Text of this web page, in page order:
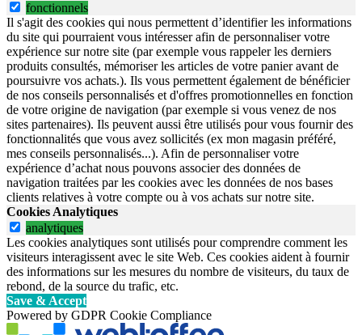
fonctionnels
Il s'agit des cookies qui nous permettent d’identifier les informations
du site qui pourraient vous intéresser afin de personnaliser votre
expérience sur notre site (par exemple vous rappeler les derniers
produits consultés, mémoriser les articles de votre panier avant de
poursuivre vos achats.). Ils vous permettent également de bénéficier
de nos conseils personnalisés et d'offres promotionnelles en fonction
de votre origine de navigation (par exemple si vous venez de nos
sites partenaires). Ils peuvent aussi être utilisés pour vous fournir des
fonctionnalités que vous avez sollicités (ex mon magasin préféré,
mes conseils personnalisés...). Afin de personnaliser votre
expérience d’achat nous pouvons associer des données de
navigation traitées par les cookies avec les données de nos bases
clients relatives à votre compte ou à vos achats sur notre site.
Cookies Analytiques
analytiques
Les cookies analytiques sont utilisés pour comprendre comment les
visiteurs interagissent avec le site Web. Ces cookies aident à fournir
des informations sur les mesures du nombre de visiteurs, du taux de
rebond, de la source du trafic, etc.
Save & Accept
Powered by GDPR Cookie Compliance